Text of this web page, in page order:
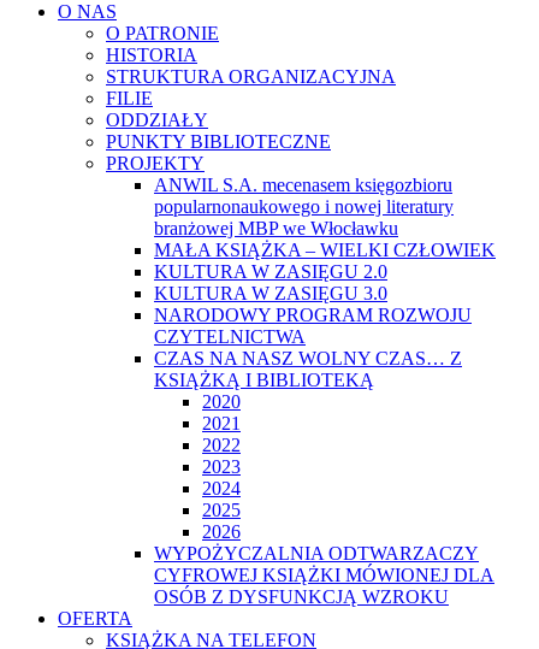
O NAS
O PATRONIE
HISTORIA
STRUKTURA ORGANIZACYJNA
FILIE
ODDZIAŁY
PUNKTY BIBLIOTECZNE
PROJEKTY
ANWIL S.A. mecenasem księgozbioru
popularnonaukowego i nowej literatury
branżowej MBP we Włocławku
MAŁA KSIĄŻKA – WIELKI CZŁOWIEK
KULTURA W ZASIĘGU 2.0
KULTURA W ZASIĘGU 3.0
NARODOWY PROGRAM ROZWOJU
CZYTELNICTWA
CZAS NA NASZ WOLNY CZAS… Z
KSIĄŻKĄ I BIBLIOTEKĄ
2020
2021
2022
2023
2024
2025
2026
WYPOŻYCZALNIA ODTWARZACZY
CYFROWEJ KSIĄŻKI MÓWIONEJ DLA
OSÓB Z DYSFUNKCJĄ WZROKU
OFERTA
KSIĄŻKA NA TELEFON